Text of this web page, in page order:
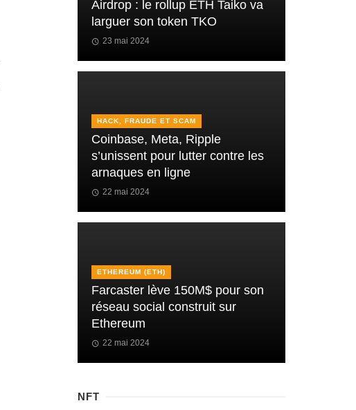
Airdrop : le rollup ETH Taiko va
larguer son token TKO
23 mai 2024
HACK, FRAUDE ET SCAM
Coinbase, Meta, Ripple
s’unissent pour lutter contre les
arnaques en ligne
22 mai 2024
ETHEREUM (ETH)
Farcaster lève 150M$ pour son
réseau social construit sur
Ethereum
22 mai 2024
NFT